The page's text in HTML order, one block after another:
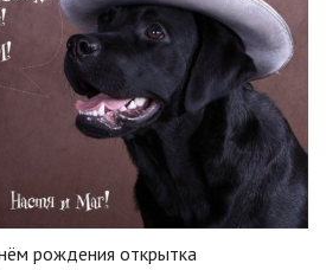
рождения открытка